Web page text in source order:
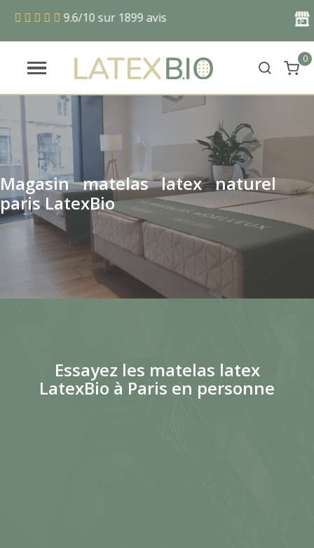
9.6/10 sur 1899 avis
0
Magasin matelas latex naturel
paris LatexBio
Essayez les matelas latex
LatexBio à Paris en personne